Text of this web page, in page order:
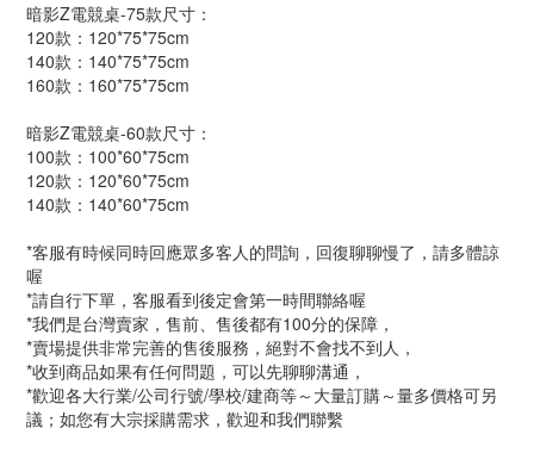
暗影Z電競桌-75款尺寸：
120款：120*75*75cm
140款：140*75*75cm
160款：160*75*75cm
暗影Z電競桌-60款尺寸：
100款：100*60*75cm
120款：120*60*75cm
140款：140*60*75cm
*客服有時候同時回應眾多客人的問詢，回復聊聊慢了，請多體諒
喔
*請自行下單，客服看到後定會第一時間聯絡喔
*我們是台灣賣家，售前、售後都有100分的保障，
*賣場提供非常完善的售後服務，絕對不會找不到人，
*收到商品如果有任何問題，可以先聊聊溝通，
*歡迎各大行業/公司行號/學校/建商等～大量訂購～量多價格可另
議；如您有大宗採購需求，歡迎和我們聯繫